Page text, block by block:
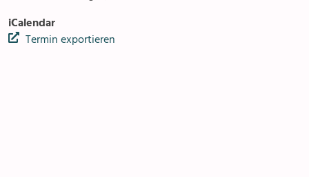
iCalendar
Termin exportieren
Kirchen & Kapellen
Pfarreizentren